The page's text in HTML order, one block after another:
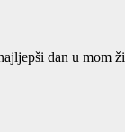
dan u